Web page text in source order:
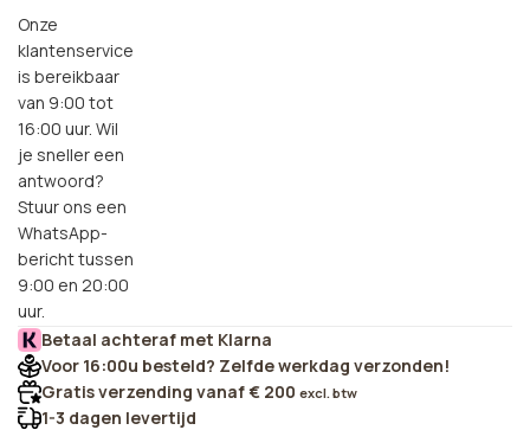
Onze
klantenservice
is bereikbaar
van 9:00 tot
16:00 uur. Wil
je sneller een
antwoord?
Stuur ons een
WhatsApp-
bericht tussen
9:00 en 20:00
uur.
Betaal achteraf met Klarna
Voor 16:00u besteld? Zelfde werkdag verzonden!
Gratis verzending vanaf € 200 excl. btw
1-3 dagen levertijd